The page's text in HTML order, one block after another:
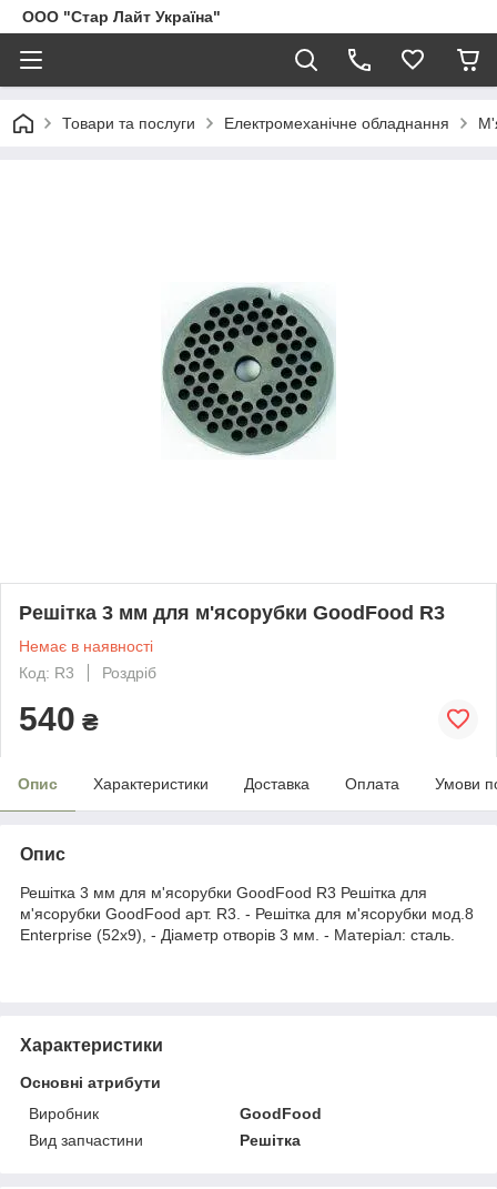
ООО "Стар Лайт Україна"
Товари та послуги Електромеханічне обладнання
Решітка 3 мм для м'ясорубки GoodFood R3
Немає в наявності
Код: R3
Роздріб
540 ₴
Опис Характеристики Доставка Оплата Умови
Опис
Решітка 3 мм для м'ясорубки GoodFood R3 Решітка для
м'ясорубки GoodFood арт. R3. - Решітка для м'ясорубки мод.8
Enterprise (52х9), - Діаметр отворів 3 мм. - Матеріал: сталь.
Характеристики
Основні атрибути
Виробник
GoodFood
Вид запчастини
Решітка